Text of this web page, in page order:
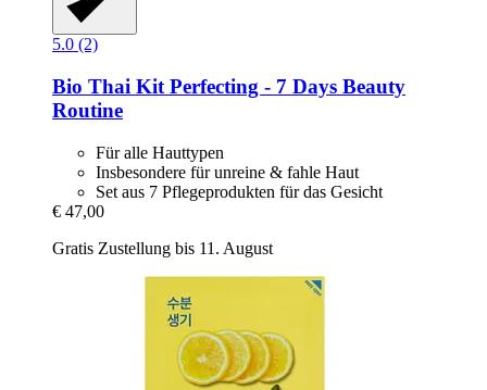
5.0 (2)
Bio Thai Kit Perfecting -​ 7 Days Beauty
Routine
Für alle Hauttypen
Insbesondere für unreine & fahle Haut
Set aus 7 Pflegeprodukten für das Gesicht
€ 47,00
Gratis Zustellung bis 11. August